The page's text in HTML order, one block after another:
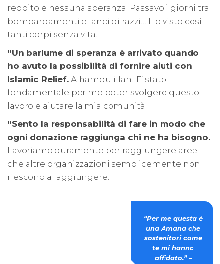
reddito e nessuna speranza. Passavo i giorni tra
bombardamenti e lanci di razzi… Ho visto così
tanti corpi senza vita.
“Un barlume di speranza è arrivato quando
ho avuto la possibilità di fornire aiuti con
Islamic Relief. Alhamdulillah! E’ stato
fondamentale per me poter svolgere questo
lavoro e aiutare la mia comunità.
“Sento la responsabilità di fare in modo che
ogni donazione raggiunga chi ne ha bisogno.
Lavoriamo duramente per raggiungere aree
che altre organizzazioni semplicemente non
riescono a raggiungere.
“Per me questa è
una Amana che
sostenitori come
te mi hanno
affidato.” –